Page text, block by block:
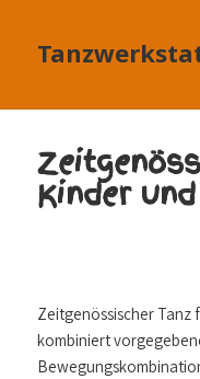
Kinder
Zeitgenössischer Tanz
kombiniert